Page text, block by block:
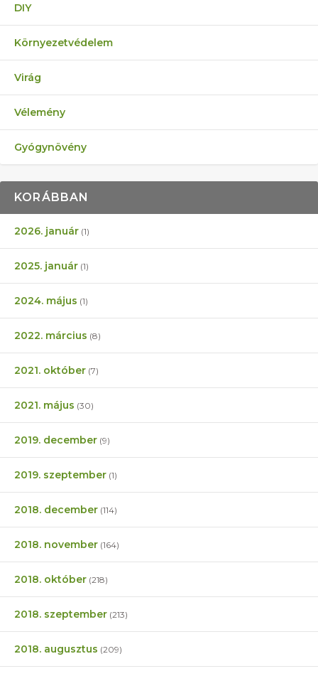
DIY
Környezetvédelem
Virág
Vélemény
Gyógynövény
KORÁBBAN
2026. január (1)
2025. január (1)
2024. május (1)
2022. március (8)
2021. október (7)
2021. május (30)
2019. december (9)
2019. szeptember (1)
2018. december (114)
2018. november (164)
2018. október (218)
2018. szeptember (213)
2018. augusztus (209)